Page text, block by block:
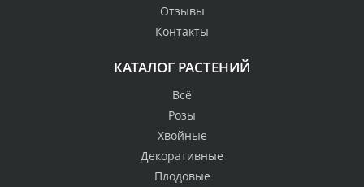
Отзывы
Контакты
КАТАЛОГ РАСТЕНИЙ
Всё
Розы
Хвойные
Декоративные
Плодовые